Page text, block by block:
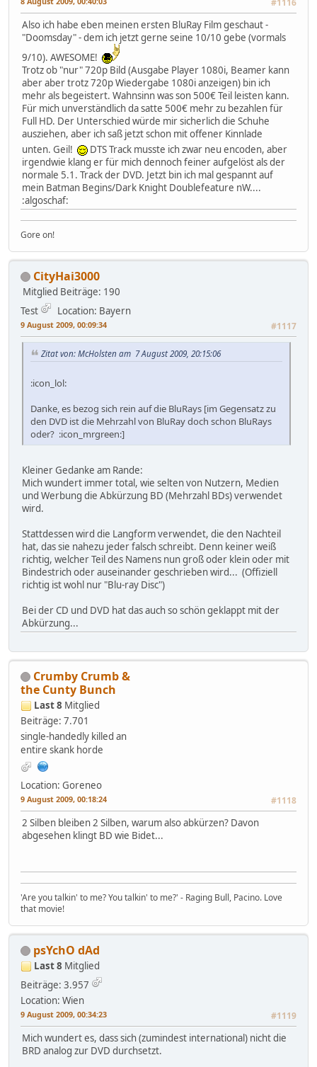
Also ich habe eben meinen ersten BluRay Film geschaut -
"Doomsday" - dem ich jetzt gerne seine 10/10 gebe (vormals
9/10). AWESOME!
Trotz ob "nur" 720p Bild (Ausgabe Player 1080i, Beamer kann
aber aber trotz 720p Wiedergabe 1080i anzeigen) bin ich
mehr als begeistert. Wahnsinn was son 500€ Teil leisten kann.
Für mich unverständlich da satte 500€ mehr zu bezahlen für
Full HD. Der Unterschied würde mir sicherlich die Schuhe
ausziehen, aber ich saß jetzt schon mit offener Kinnlade
unten. Geil!
DTS Track musste ich zwar neu encoden, aber
irgendwie klang er für mich dennoch feiner aufgelöst als der
normale 5.1. Track der DVD. Jetzt bin ich mal gespannt auf
mein Batman Begins/Dark Knight Doublefeature nW....
:algoschaf:
Gore on!
CityHai3000
Mitglied Beiträge: 190
Test
Location: Bayern
9 August 2009, 00:09:34 #1117
Zitat von: McHolsten am 7 August 2009, 20:15:06
:icon_lol:
Danke, es bezog sich rein auf die BluRays [im Gegensatz zu
den DVD ist die Mehrzahl von BluRay doch schon BluRays
oder? :icon_mrgreen:]
Kleiner Gedanke am Rande:
Mich wundert immer total, wie selten von Nutzern, Medien
und Werbung die Abkürzung BD (Mehrzahl BDs) verwendet
wird.
Stattdessen wird die Langform verwendet, die den Nachteil
hat, das sie nahezu jeder falsch schreibt. Denn keiner weiß
richtig, welcher Teil des Namens nun groß oder klein oder mit
Bindestrich oder auseinander geschrieben wird... (Offiziell
richtig ist wohl nur "Blu-ray Disc")
Bei der CD und DVD hat das auch so schön geklappt mit der
Abkürzung...
Crumby Crumb &
the Cunty Bunch
Last 8 Mitglied
Beiträge: 7.701
single-handedly killed an
entire skank horde
Location: Goreneo
9 August 2009, 00:18:24 #1118
2 Silben bleiben 2 Silben, warum also abkürzen? Davon
abgesehen klingt BD wie Bidet...
'Are you talkin' to me? You talkin' to me?' - Raging Bull, Pacino. Love
that movie!
psYchO dAd
Last 8 Mitglied
Beiträge: 3.957
Location: Wien
9 August 2009, 00:34:23 #1119
Mich wundert es, dass sich (zumindest international) nicht die
BRD analog zur DVD durchsetzt.